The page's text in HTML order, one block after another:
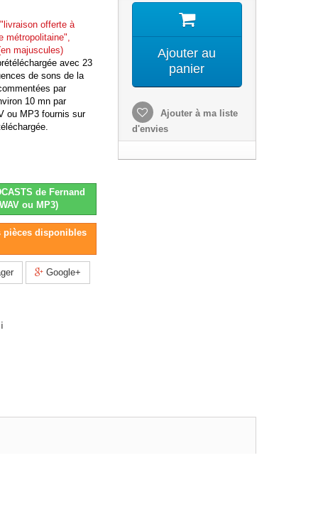
offerte à
métropolitaine",
majuscules)
avec 23
de sons de la
par
10 mn par
ou MP3 fournis sur
de Fernand
ou MP3)
pièces disponibles
Google+
Ajouter au
panier
Ajouter à ma liste
d'envies